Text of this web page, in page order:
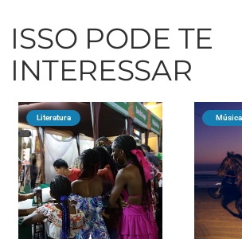
ISSO PODE TE
INTERESSAR
Literatura Música